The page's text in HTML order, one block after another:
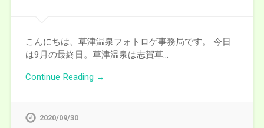
こんにちは、草津温泉フォトロゲ事務局です。 今日
は9月の最終日。草津温泉は志賀草…
Continue Reading →
2020/09/30